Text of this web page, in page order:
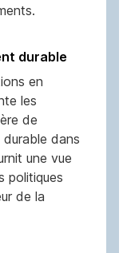
durable
en
les
de
dans
une vue
politiques
de la